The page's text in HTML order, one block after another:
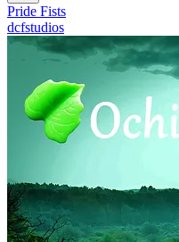
Pride Fists
dcfstudios